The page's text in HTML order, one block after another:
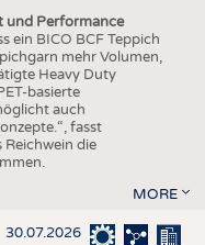
und Performance
ein BICO BCF Teppich
mehr Volumen,
Heavy Duty
basierte
auch
fasst
die
MORE
30.07.2026